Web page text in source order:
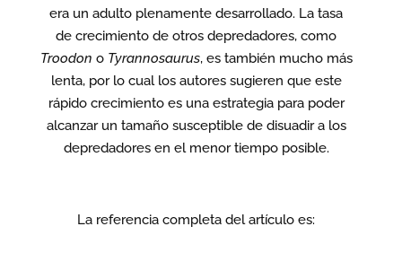
era un adulto plenamente desarrollado. La tasa
de crecimiento de otros depredadores, como
Troodon o Tyrannosaurus, es también mucho más
lenta, por lo cual los autores sugieren que este
rápido crecimiento es una estrategia para poder
alcanzar un tamaño susceptible de disuadir a los
depredadores en el menor tiempo posible.
La referencia completa del artículo es: